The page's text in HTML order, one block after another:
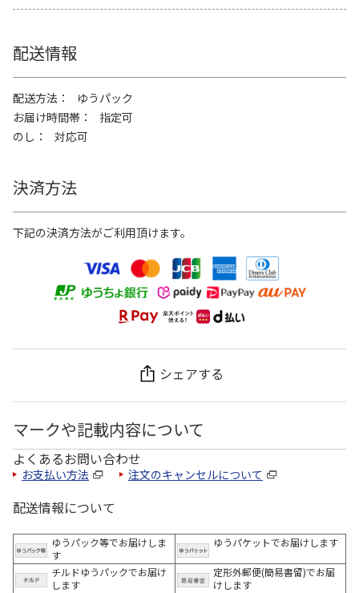
配送情報
配送方法
ゆうパック
お届け時間帯
指定可
のし
対応可
決済方法
下記の決済方法がご利用頂けます。
シェアする
マークや記載内容について
よくあるお問い合わせ
お支払い方法 注文のキャンセルについて
配送情報について
ゆうパック等でお届けしま
す
ゆうパケットでお届けします
チルドゆうパックでお届け
します
定形外郵便(簡易書留)でお届
けします